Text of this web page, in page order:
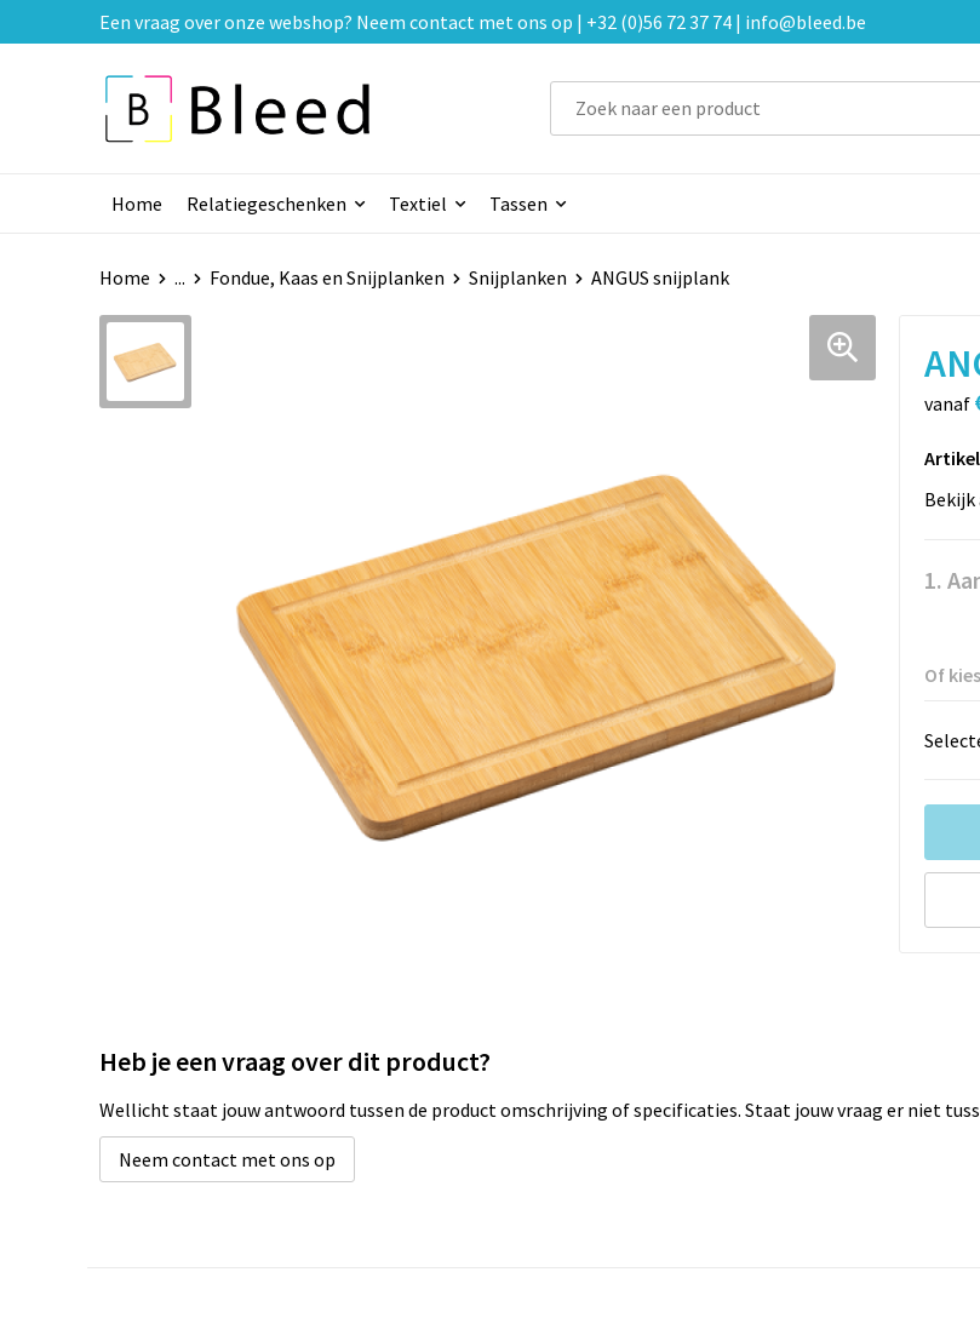
Een vraag over onze webshop? Neem contact met ons op | +32 (0)56 72 37 74 | info@bleed.be
Home Relatiegeschenken Textiel Tassen
Home ... Fondue, Kaas en Snijplanken Snijplanken ANGUS snijplank
vanaf
1.
Of
Heb je een vraag over dit product?
Wellicht staat jouw antwoord tussen de product omschrijving of specificaties. Staat jouw vraag er niet
Neem contact met ons op